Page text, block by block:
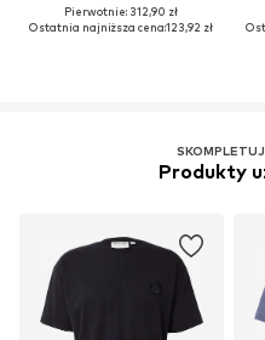
Pierwotnie: 312,90 zł
Ostatnia najniższa cena:123,92 zł
Produkty